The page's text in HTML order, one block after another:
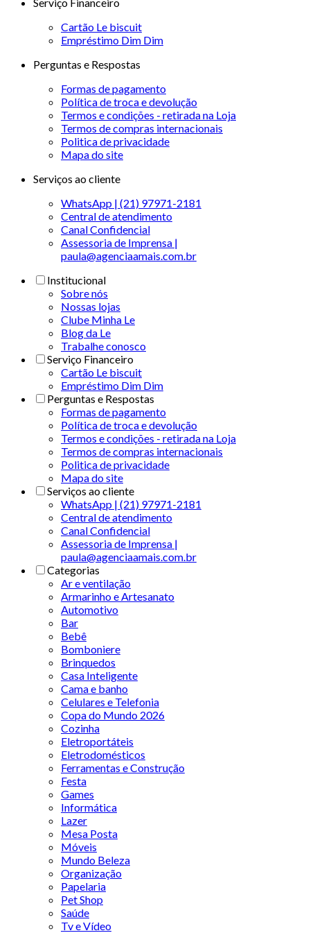
Cartão Le biscuit
Empréstimo Dim Dim
Perguntas e Respostas
Formas de pagamento
Política de troca e devolução
Termos e condições - retirada na Loja
Termos de compras internacionais
Politica de privacidade
Mapa do site
Serviços ao cliente
WhatsApp | (21) 97971-2181
Central de atendimento
Canal Confidencial
Assessoria de Imprensa |
paula@agenciaamais.com.br
Institucional
Sobre nós
Nossas lojas
Clube Minha Le
Blog da Le
Trabalhe conosco
Serviço Financeiro
Cartão Le biscuit
Empréstimo Dim Dim
Perguntas e Respostas
Formas de pagamento
Política de troca e devolução
Termos e condições - retirada na Loja
Termos de compras internacionais
Politica de privacidade
Mapa do site
Serviços ao cliente
WhatsApp | (21) 97971-2181
Central de atendimento
Canal Confidencial
Assessoria de Imprensa |
paula@agenciaamais.com.br
Categorias
Ar e ventilação
Armarinho e Artesanato
Automotivo
Bar
Bebê
Bomboniere
Brinquedos
Casa Inteligente
Cama e banho
Celulares e Telefonia
Copa do Mundo 2026
Cozinha
Eletroportáteis
Eletrodomésticos
Ferramentas e Construção
Festa
Games
Informática
Lazer
Mesa Posta
Móveis
Mundo Beleza
Organização
Papelaria
Pet Shop
Saúde
Tv e Vídeo